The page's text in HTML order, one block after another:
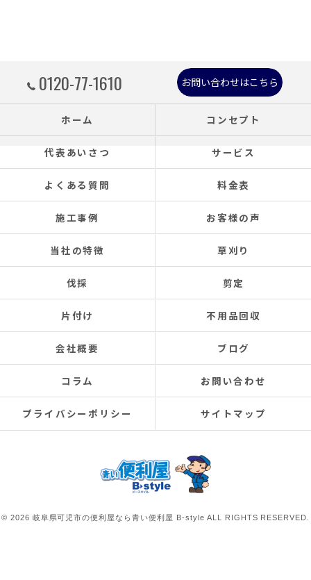
0120-77-1610 お問い合わせはこちら
ホーム コンセプト
代表あいさつ サービス
よくある質問 料金表
施工事例 お客様の声
当社の特徴 草刈り
伐採 剪定
片付け 不用品回収
会社概要 ブログ
コラム お問い合わせ
プライバシーポリシー サイトマップ
© 2026 岐阜県可児市の便利屋なら青い便利屋 B-style ALL RIGHTS RESERVED.